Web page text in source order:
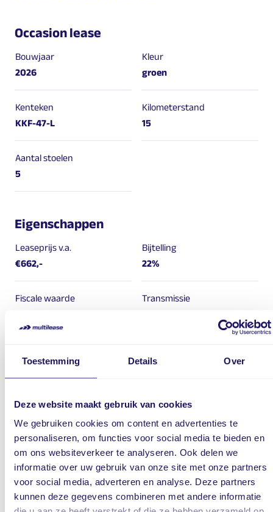
Toestemming Details Over
Deze website maakt gebruik van cookies
We gebruiken cookies om content en advertenties te
personaliseren, om functies voor social media te bieden en
om ons websiteverkeer te analyseren. Ook delen we
informatie over uw gebruik van onze site met onze partners
voor social media, adverteren en analyse. Deze partners
kunnen deze gegevens combineren met andere informatie
Occasion lease
Bouwjaar
2026
Kleur
groen
Kenteken
KKF-47-L
Kilometerstand
15
Aantal stoelen
5
Eigenschappen
Leaseprijs v.a.
€662,-
Bijtelling
22%
Fiscale waarde
Transmissie
Hybride
SUV
Deuren
Standaard opties
Alle auto's die zijn geselecteerd worden zonder winterbanden,